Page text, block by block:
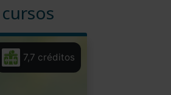
7,7 créditos